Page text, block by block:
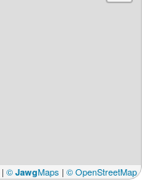
| © JawgMaps | © OpenStreetMap